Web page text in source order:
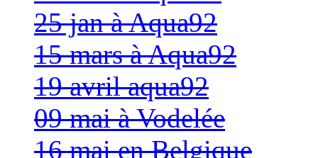
25 jan à Aqua92
15 mars à Aqua92
19 avril aqua92
09 mai à Vodelée
16 mai en Belgique